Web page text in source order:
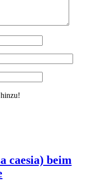
caesia) beim